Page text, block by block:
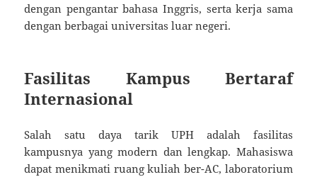
dengan pengantar bahasa Inggris, serta kerja sama
dengan berbagai universitas luar negeri.
Fasilitas Kampus Bertaraf
Internasional
Salah satu daya tarik UPH adalah fasilitas
kampusnya yang modern dan lengkap. Mahasiswa
dapat menikmati ruang kuliah ber-AC, laboratorium